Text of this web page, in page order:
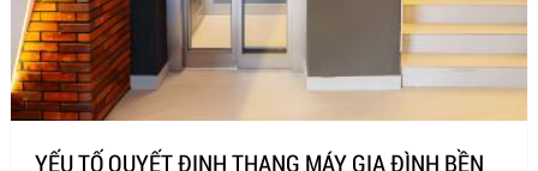
YẾU TỐ QUYẾT ĐỊNH THANG MÁY GIA ĐÌNH BỀN